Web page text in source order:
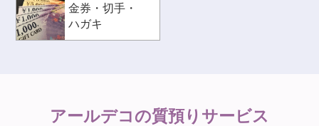
金券・切手・
ハガキ
アールデコの質預りサービス